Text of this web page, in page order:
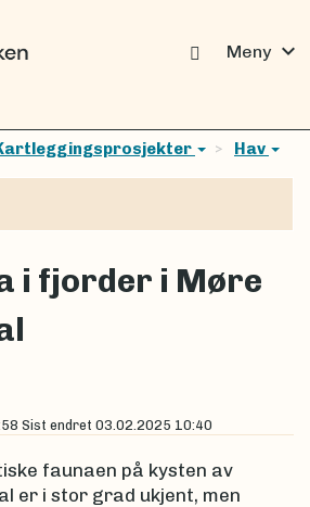
Meny expand_more
Hav
i fjorder i Møre
Sist endret 03.02.2025 10:40
faunaen på kysten av
er i stor grad ukjent, men